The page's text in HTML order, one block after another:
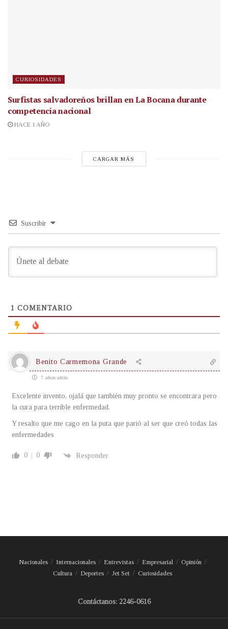
CURIOSIDADES
Surfistas salvadoreños brillan en La Bocana durante
competencia nacional
HACE 1 AÑO
CARGAR MÁS
Suscribir
1 COMENTARIO
Benito Carmemona Grande
7 años atrás
Excelente invento, ojalá que también muy pronto se encontrara pero
la cura para terrible enfermedad.
Y resalto que me cago en la puta que parió al ser que creó todas las
enfermedades
0 0 Responder
Nacionales Internacionales Entrevistas Empresarial
Opinión
Cultura
Deportes Jet Set Curiosidades
Contáctanos: 2246-0616